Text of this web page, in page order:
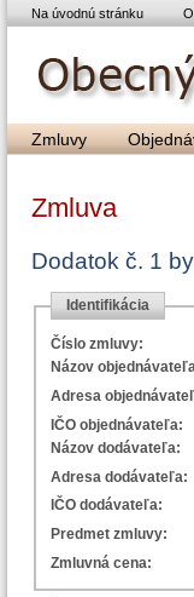
Na úvodnú stránku
Zmluvy
Zmluva
Dodatok č. 1
Identifikácia
Číslo zmluvy:
Názov
Adresa
IČO objednávateľa:
Názov dodávateľa:
Adresa dodávateľa:
IČO dodávateľa:
Predmet zmluvy:
Zmluvná cena: